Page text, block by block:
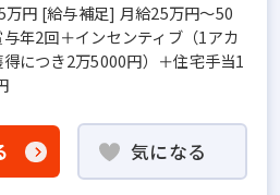
万円 [給与補足] ⽉給25万円〜50
年2回＋インセンティブ（1アカ
得につき2万5000円）＋住宅手当1
気になる